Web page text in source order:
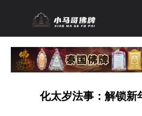
化太岁法事：解锁新